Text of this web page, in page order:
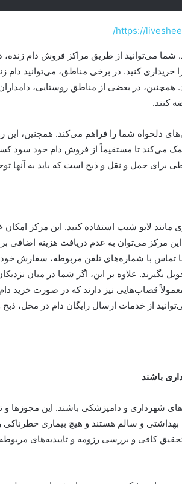
https://
شما می‌توانید از طریق مراکز فروش دام زنده،
کنید. در برخی مناطق، می‌توانید دام
همچنین، در بعضی از مناطق روستایی،
کنند.
دلخواه شما را فراهم می‌کند. همچنین، این
می‌کند تا مستقیماً از فروش دام خود سود
برای حمل و نقل و ذبح است که باید به آنها
مانند لایو شیپ استفاده کنید. این مرکز امکان
مرکز می‌توان به عدم دریافت هزینه اضافی
تماس با شماره‌های تلفن مربوطه، سفارش خود
علاوه بر این، اگر شما در میان
قصاب‌هایی نیز دارند که در صورت خرید
از خدمات ارسال رایگان دام در محل،
باشند
شهرداری و دامپزشکی باشند. این مجوزها و
بهداشتی و سالم هستند و هیچ بیماری خطرناکی
کافی و بررسی رزومه و تاییدیه‌های